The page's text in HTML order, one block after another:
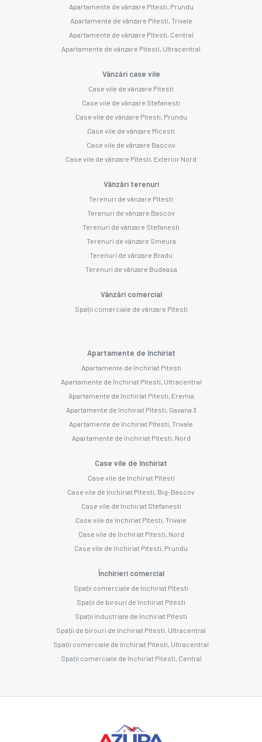
Apartamente de vânzare Pitesti, Prundu
Apartamente de vânzare Pitesti, Trivale
Apartamente de vânzare Pitesti, Central
Apartamente de vânzare Pitesti, Ultracentral
Vânzări case vile
Case vile de vânzare Pitesti
Case vile de vânzare Stefanesti
Case vile de vânzare Pitesti, Prundu
Case vile de vânzare Micesti
Case vile de vânzare Bascov
Case vile de vânzare Pitesti, Exterior Nord
Vânzări terenuri
Terenuri de vânzare Pitesti
Terenuri de vânzare Bascov
Terenuri de vânzare Stefanesti
Terenuri de vânzare Smeura
Terenuri de vânzare Bradu
Terenuri de vânzare Budeasa
Vânzări comercial
Spații comerciale de vânzare Pitesti
Apartamente de închiriat
Apartamente de închiriat Pitesti
Apartamente de închiriat Pitesti, Ultracentral
Apartamente de închiriat Pitesti, Eremia
Apartamente de închiriat Pitesti, Gavana 3
Apartamente de închiriat Pitesti, Trivale
Apartamente de închiriat Pitesti, Nord
Case vile de închiriat
Case vile de închiriat Pitesti
Case vile de închiriat Pitesti, Big-Bascov
Case vile de închiriat Stefanesti
Case vile de închiriat Pitesti, Trivale
Case vile de închiriat Pitesti, Nord
Case vile de închiriat Pitesti, Prundu
Închirieri comercial
Spații comerciale de închiriat Pitesti
Spații de birouri de închiriat Pitesti
Spații industriale de închiriat Pitesti
Spații de birouri de închiriat Pitesti, Ultracentral
Spații comerciale de închiriat Pitesti, Ultracentral
Spații comerciale de închiriat Pitesti, Central